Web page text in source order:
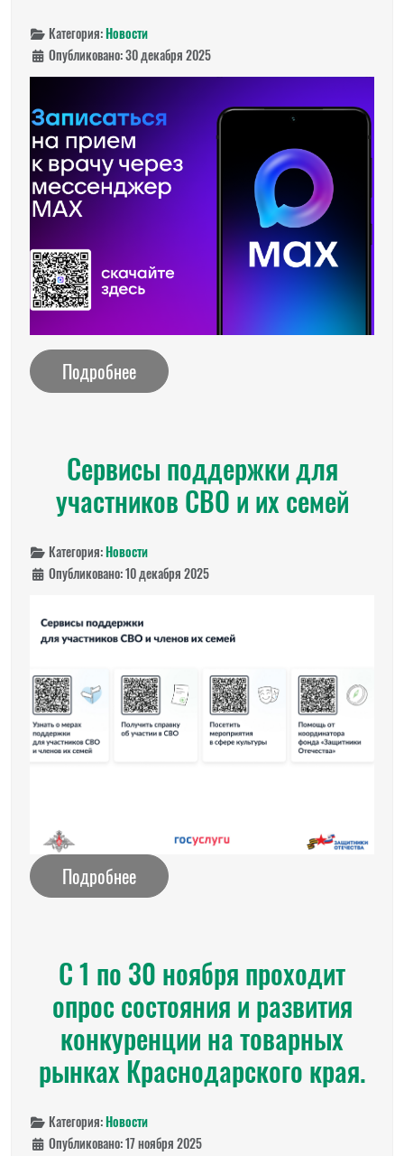
Категория:Новости
Опубликовано: 30 декабря 2025
Подробнее
Сервисы поддержки для
участников СВО и их семей
Категория:Новости
Опубликовано: 10 декабря 2025
Подробнее
С 1 по 30 ноября проходит
опрос состояния и развития
конкуренции на товарных
рынках Краснодарского края.
Категория:Новости
Опубликовано: 17 ноября 2025